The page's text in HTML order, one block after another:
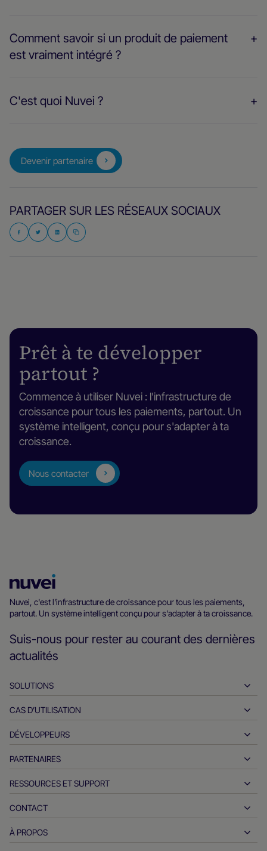
Comment savoir si un produit de paiement
est vraiment intégré ?
C'est quoi Nuvei ?
Devenir partenaire
PARTAGER SUR LES RÉSEAUX SOCIAUX
Prêt à te développer
partout ?
Commence à utiliser Nuvei : l'infrastructure de
croissance pour tous les paiements, partout. Un
système intelligent, conçu pour s'adapter à ta
croissance.
Nous contacter
d’accueil
Nuvei
Nuvei, c'est l'infrastructure de croissance pour tous les paiements,
partout. Un système intelligent conçu pour s'adapter à ta croissance.
Suis-nous pour rester au courant des dernières
actualités
SOLUTIONS
Encaissements
Décaissements
Paiements en temps réel
Délivrance
Modes de paiement
CAS D’UTILISATION
L'hospitalité
Automobile
Services financiers
Paiements du gouvernement
DÉVELOPPEURS
Outils pour les développeurs
Documents de référence API
PARTENAIRES
Devenez partenaire
Produits et solutions des partenaires
Partenaires technologiques
RESSOURCES ET SUPPORT
Assistance client
Ressources pour les négociants
CONTACT
Questions sur les ventes des commerçants
À PROPOS